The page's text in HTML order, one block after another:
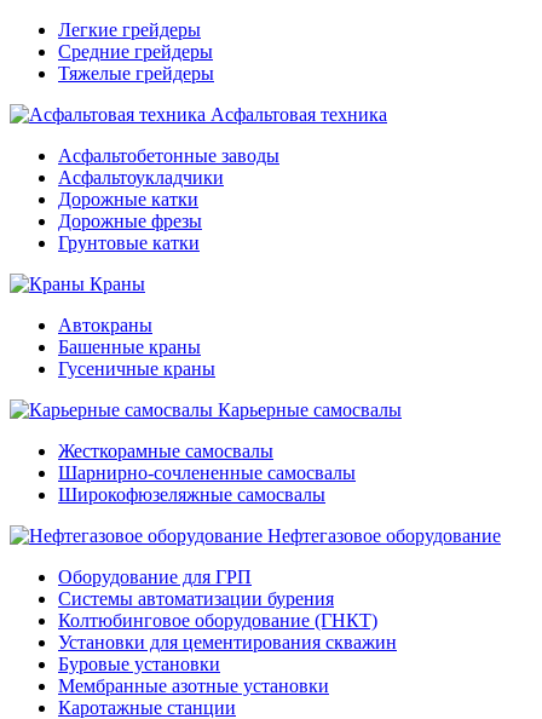
Легкие грейдеры
Средние грейдеры
Тяжелые грейдеры
Асфальтовая техника
Асфальтобетонные заводы
Асфальтоукладчики
Дорожные катки
Дорожные фрезы
Грунтовые катки
Краны
Автокраны
Башенные краны
Гусеничные краны
Карьерные самосвалы
Жесткорамные самосвалы
Шарнирно-сочлененные самосвалы
Широкофюзеляжные самосвалы
Нефтегазовое оборудование
Оборудование для ГРП
Системы автоматизации бурения
Колтюбинговое оборудование (ГНКТ)
Установки для цементирования скважин
Буровые установки
Мембранные азотные установки
Каротажные станции